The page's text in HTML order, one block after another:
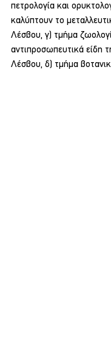
πετρολογία και
καλύπτουν το
Λέσβου, γ) τμήμα
αντιπροσωπευτικά είδη
Λέσβου, δ) τμήμα